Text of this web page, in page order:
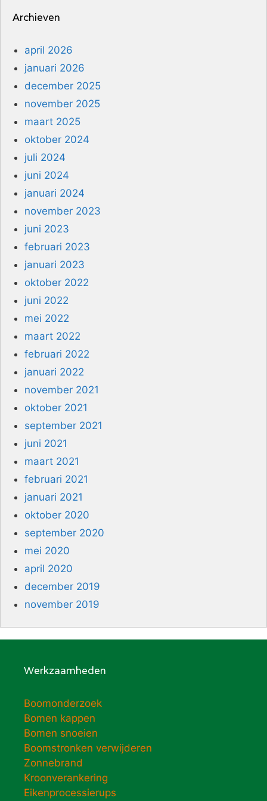
Archieven
april 2026
januari 2026
december 2025
november 2025
maart 2025
oktober 2024
juli 2024
juni 2024
januari 2024
november 2023
juni 2023
februari 2023
januari 2023
oktober 2022
juni 2022
mei 2022
maart 2022
februari 2022
januari 2022
november 2021
oktober 2021
september 2021
juni 2021
maart 2021
februari 2021
januari 2021
oktober 2020
september 2020
mei 2020
april 2020
december 2019
november 2019
Werkzaamheden
Boomonderzoek
Bomen kappen
Bomen snoeien
Boomstronken verwijderen
Zonnebrand
Kroonverankering
Eikenprocessierups